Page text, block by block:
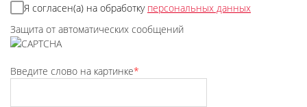
Я согласен(а) на обработку персональных данных
Защита от автоматических сообщений
Введите слово на картинке*